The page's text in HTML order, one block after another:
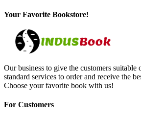
Your Favorite Bookstore!
Our business to give the customers
standard services to order and receive the
Choose your favorite book with us!
For Customers